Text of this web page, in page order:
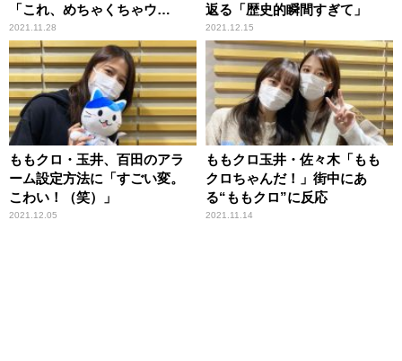
「これ、めちゃくちゃウ
ソ！」
2021.11.28
返る「歴史的瞬間すぎて」
2021.12.15
ももクロ・玉井、百田のアラ
ーム設定方法に「すごい変。
こわい！（笑）」
2021.12.05
ももクロ玉井・佐々木「もも
クロちゃんだ！」街中にあ
る“ももクロ”に反応
2021.11.14